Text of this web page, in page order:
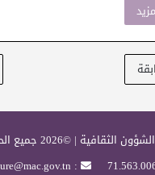
الثقافية | ©2026 جميع الحقوق محفوظة
: contact.culture@mac.gov.tn